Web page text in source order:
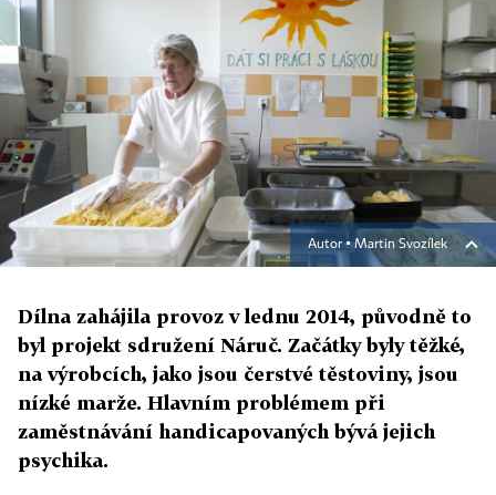
Autor ▪Martin Svozílek
Dílna zahájila provoz v lednu 2014, původně to
byl projekt sdružení Náruč. Začátky byly těžké,
na výrobcích, jako jsou čerstvé těstoviny, jsou
nízké marže. Hlavním problémem při
zaměstnávání handicapovaných bývá jejich
psychika.